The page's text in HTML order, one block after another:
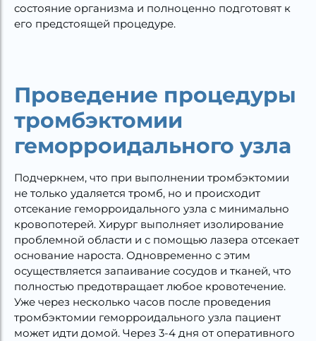
состояние организма и полноценно подготовят к
его предстоящей процедуре.
Проведение процедуры
тромбэктомии
геморроидального узла
Подчеркнем, что при выполнении тромбэктомии
не только удаляется тромб, но и происходит
отсекание геморроидального узла с минимально
кровопотерей. Хирург выполняет изолирование
проблемной области и с помощью лазера отсекает
основание нароста. Одновременно с этим
осуществляется запаивание сосудов и тканей, что
полностью предотвращает любое кровотечение.
Уже через несколько часов после проведения
тромбэктомии геморроидального узла пациент
может идти домой. Через 3-4 дня от оперативного